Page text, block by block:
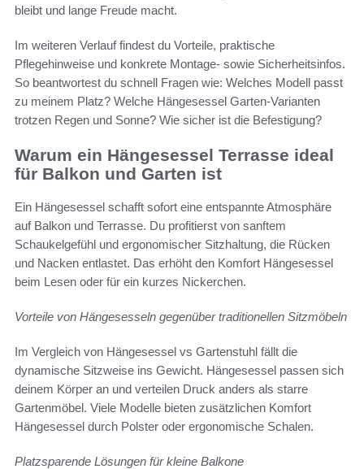
bleibt und lange Freude macht.
Im weiteren Verlauf findest du Vorteile, praktische
Pflegehinweise und konkrete Montage- sowie Sicherheitsinfos.
So beantwortest du schnell Fragen wie: Welches Modell passt
zu meinem Platz? Welche Hängesessel Garten-Varianten
trotzen Regen und Sonne? Wie sicher ist die Befestigung?
Warum ein Hängesessel Terrasse ideal
für Balkon und Garten ist
Ein Hängesessel schafft sofort eine entspannte Atmosphäre
auf Balkon und Terrasse. Du profitierst von sanftem
Schaukelgefühl und ergonomischer Sitzhaltung, die Rücken
und Nacken entlastet. Das erhöht den Komfort Hängesessel
beim Lesen oder für ein kurzes Nickerchen.
Vorteile von Hängesesseln gegenüber traditionellen Sitzmöbeln
Im Vergleich von Hängesessel vs Gartenstuhl fällt die
dynamische Sitzweise ins Gewicht. Hängesessel passen sich
deinem Körper an und verteilen Druck anders als starre
Gartenmöbel. Viele Modelle bieten zusätzlichen Komfort
Hängesessel durch Polster oder ergonomische Schalen.
Platzsparende Lösungen für kleine Balkone